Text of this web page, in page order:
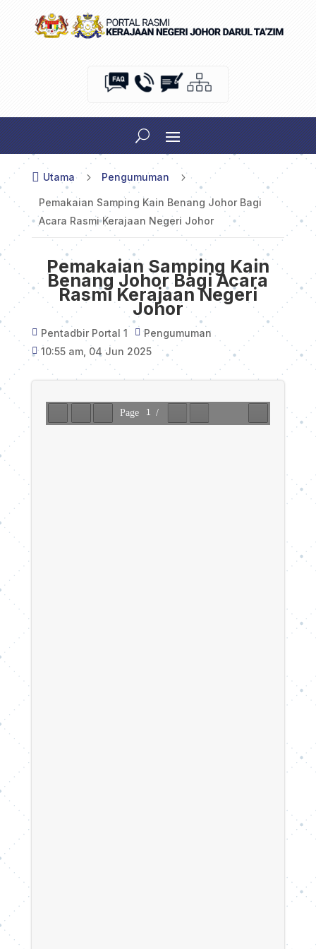
 Utama 5 Pengumuman 5
Pemakaian Samping Kain Benang Johor Bagi
Acara Rasmi Kerajaan Negeri Johor
Pemakaian Samping Kain
Benang Johor Bagi Acara
Rasmi Kerajaan Negeri
Johor
 Pentadbir Portal 1  Pengumuman
 10:55 am, 04 Jun 2025